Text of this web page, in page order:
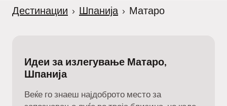
Дестинации › Шпанија › Матаро
Идеи за излегување Матаро,
Шпанија
Веќе го знаеш најдоброто место за